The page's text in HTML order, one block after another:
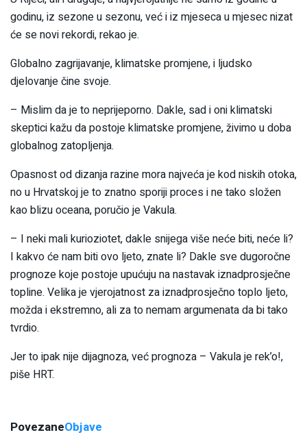
godinu, iz sezone u sezonu, već i iz mjeseca u mjesec nizat
će se novi rekordi, rekao je.
Globalno zagrijavanje, klimatske promjene, i ljudsko
djelovanje čine svoje.
– Mislim da je to neprijeporno. Dakle, sad i oni klimatski
skeptici kažu da postoje klimatske promjene, živimo u doba
globalnog zatopljenja.
Opasnost od dizanja razine mora najveća je kod niskih otoka,
no u Hrvatskoj je to znatno sporiji proces i ne tako složen
kao blizu oceana, poručio je Vakula.
– I neki mali kurioziotet, dakle snijega više neće biti, neće li?
I kakvo će nam biti ovo ljeto, znate li? Dakle sve dugoročne
prognoze koje postoje upućuju na nastavak iznadprosječne
topline. Velika je vjerojatnost za iznadprosječno toplo ljeto,
možda i ekstremno, ali za to nemam argumenata da bi tako
tvrdio.
Jer to ipak nije dijagnoza, već prognoza – Vakula je rek’o!,
piše HRT.
PovezaneObjave